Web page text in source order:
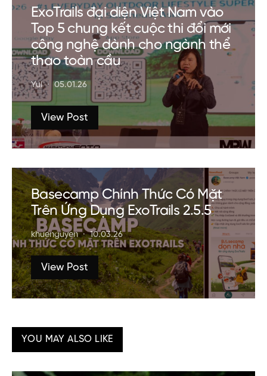
ExoTrails đại diện Việt Nam vào
Top 5 chung kết cuộc thi đổi mới
công nghệ dành cho ngành thể
thao toàn cầu
Yui 05.01.26
View Post
Basecamp Chính Thức Có Mặt
Trên Ứng Dụng ExoTrails 2.5.5
khuenguyen 10.03.26
View Post
YOU MAY ALSO LIKE